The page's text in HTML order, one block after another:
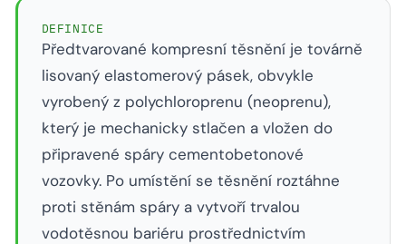
DEFINICE
Předtvarované kompresní těsnění je továrně
lisovaný elastomerový pásek, obvykle
vyrobený z polychloroprenu (neoprenu),
který je mechanicky stlačen a vložen do
připravené spáry cementobetonové
vozovky. Po umístění se těsnění roztáhne
proti stěnám spáry a vytvoří trvalou
vodotěsnou bariéru prostřednictvím